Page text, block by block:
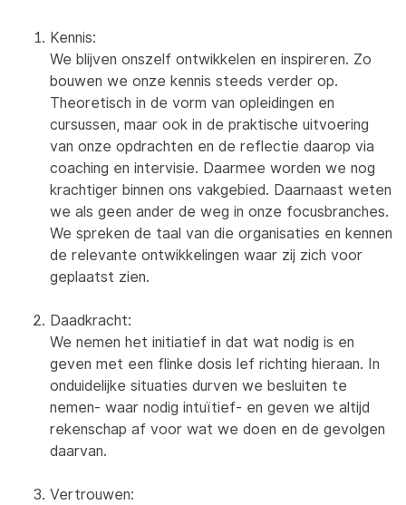
Kennis:
We blijven onszelf ontwikkelen en inspireren. Zo
bouwen we onze kennis steeds verder op.
Theoretisch in de vorm van opleidingen en
cursussen, maar ook in de praktische uitvoering
van onze opdrachten en de reflectie daarop via
coaching en intervisie. Daarmee worden we nog
krachtiger binnen ons vakgebied. Daarnaast weten
we als geen ander de weg in onze focusbranches.
We spreken de taal van die organisaties en kennen
de relevante ontwikkelingen waar zij zich voor
geplaatst zien.
Daadkracht:
We nemen het initiatief in dat wat nodig is en
geven met een flinke dosis lef richting hieraan. In
onduidelijke situaties durven we besluiten te
nemen- waar nodig intuïtief- en geven we altijd
rekenschap af voor wat we doen en de gevolgen
daarvan.
Vertrouwen: